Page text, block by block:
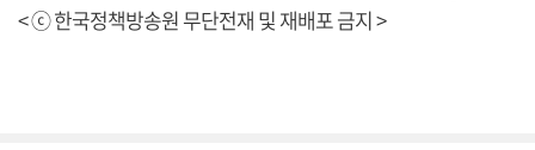
< ⓒ 한국정책방송원 무단전재 및 재배포 금지 >